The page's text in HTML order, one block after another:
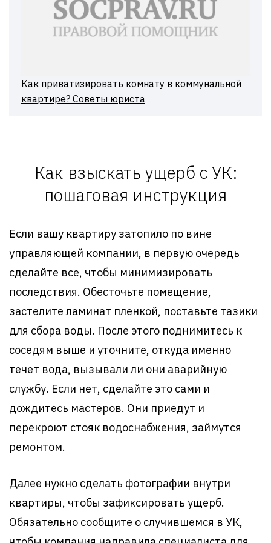
Как приватизировать комнату в коммунальной
квартире? Советы юриста
Как взыскать ущерб с УК:
пошаговая инструкция
Если вашу квартиру затопило по вине
управляющей компании, в первую очередь
сделайте все, чтобы минимизировать
последствия. Обесточьте помещение,
застелите ламинат пленкой, поставьте тазики
для сбора воды. После этого поднимитесь к
соседям выше и уточните, откуда именно
течет вода, вызывали ли они аварийную
службу. Если нет, сделайте это сами и
дождитесь мастеров. Они приедут и
перекроют стояк водоснабжения, займутся
ремонтом.
Далее нужно сделать фотографии внутри
квартиры, чтобы зафиксировать ущерб.
Обязательно сообщите о случившемся в УК,